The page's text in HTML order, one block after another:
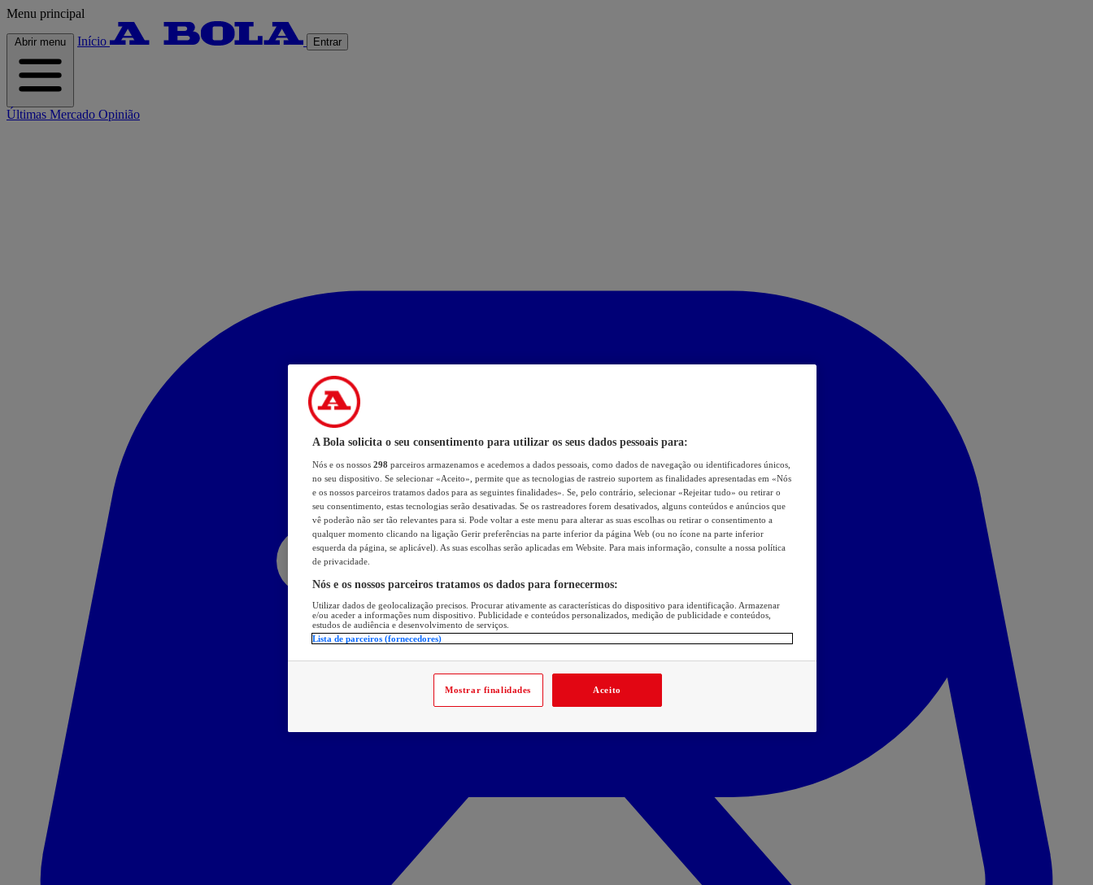
Menu principal
Abrir menu Início Entrar
Últimas Mercado Opinião
A Bola solicita o seu consentimento para utilizar os seus dados pessoais para:
Nós e os nossos 298 parceiros armazenamos e acedemos a dados pessoais, como dados de navegação ou identificadores únicos,
no seu dispositivo. Se selecionar «Aceito», permite que as tecnologias de rastreio suportem as finalidades apresentadas em «Nós
e os nossos parceiros tratamos dados para as seguintes finalidades». Se, pelo contrário, selecionar «Rejeitar tudo» ou retirar o
seu consentimento, estas tecnologias serão desativadas. Se os rastreadores forem desativados, alguns conteúdos e anúncios que
vê poderão não ser tão relevantes para si. Pode voltar a este menu para alterar as suas escolhas ou retirar o consentimento a
qualquer momento clicando na ligação Gerir preferências na parte inferior da página Web (ou no ícone na parte inferior
esquerda da página, se aplicável). As suas escolhas serão aplicadas em Website. Para mais informação, consulte a nossa política
de privacidade.
Nós e os nossos parceiros tratamos os dados para fornecermos:
Utilizar dados de geolocalização precisos. Procurar ativamente as características do dispositivo para identificação. Armazenar
e/ou aceder a informações num dispositivo. Publicidade e conteúdos personalizados, medição de publicidade e conteúdos,
estudos de audiência e desenvolvimento de serviços.
Lista de parceiros (fornecedores)
Mostrar finalidades Aceito